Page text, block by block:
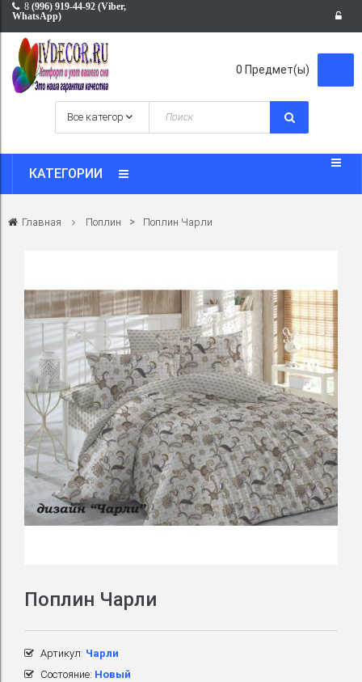
8 (996) 919-44-92 (Viber,
WhatsApp)
0 Предмет(ы)
КАТЕГОРИИ
Главная Поплин > Поплин Чарли
Поплин Чарли
Артикул: Чарли
Состояние: Новый